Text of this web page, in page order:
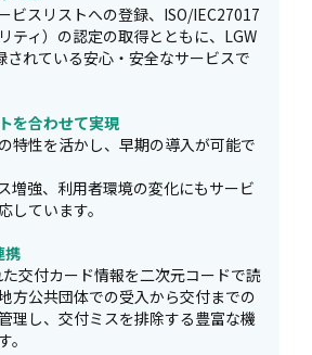
ビスリストへの登録、ISO/IEC27017
ティ）の認定の取得とともに、LGW
されている安心・安全なサービスで
を合わせて実現
特性を活かし、早期の導入が可能で
増強、利用者環境の変化にもサービ
しています。
携
交付カード情報を二次元コードで読
方公共団体での受入から交付までの
理し、交付ミスを排除する豊富な機